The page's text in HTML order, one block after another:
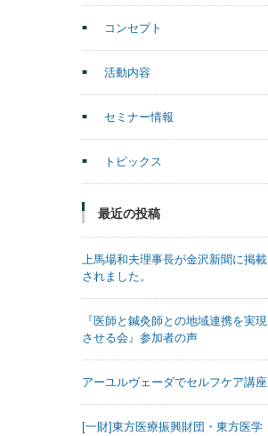
コンセプト
活動内容
セミナー情報
トピックス
最近の投稿
上馬場和夫理事長が金沢新聞に掲載
されました。
『医師と鍼灸師との地域連携を実現
させる会』参加者の声
アーユルヴェーダでセルフケア講座
[一財]東方医療振興財団・東方医学